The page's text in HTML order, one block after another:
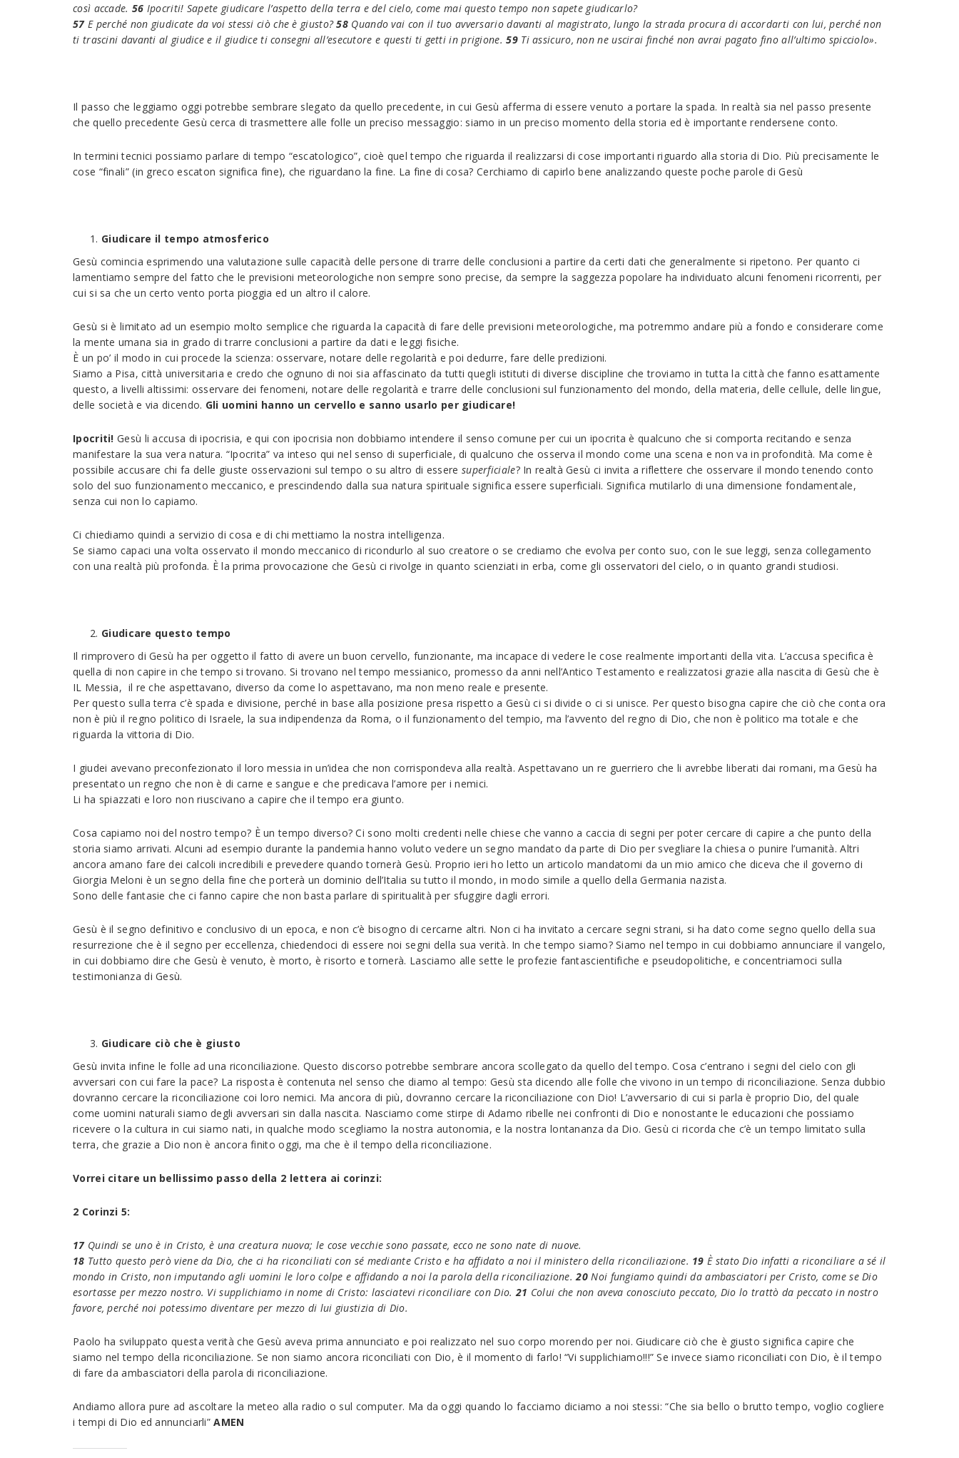
così accade. 56 Ipocriti! Sapete giudicare l’aspetto della terra e del cielo, come mai questo tempo non sapete giudicarlo?
57 E perché non giudicate da voi stessi ciò che è giusto?58 Quando vai con il tuo avversario davanti al magistrato, lungo la strada procura di accordarti con lui, perché non
ti trascini davanti al giudice e il giudice ti consegni all’esecutore e questi ti getti in prigione.59Ti assicuro, non ne uscirai finché non avrai pagato fino all’ultimo spicciolo».
Il passo che leggiamo oggi potrebbe sembrare slegato da quello precedente, in cui Gesù afferma di essere venuto a portare la spada. In realtà sia nel passo presente
che quello precedente Gesù cerca di trasmettere alle folle un preciso messaggio: siamo in un preciso momento della storia ed è importante rendersene conto.
In termini tecnici possiamo parlare di tempo “escatologico”, cioè quel tempo che riguarda il realizzarsi di cose importanti riguardo alla storia di Dio. Più precisamente le
cose “finali” (in greco escaton significa fine), che riguardano la fine. La fine di cosa? Cerchiamo di capirlo bene analizzando queste poche parole di Gesù
Giudicare il tempo atmosferico
Gesù comincia esprimendo una valutazione sulle capacità delle persone di trarre delle conclusioni a partire da certi dati che generalmente si ripetono. Per quanto ci
lamentiamo sempre del fatto che le previsioni meteorologiche non sempre sono precise, da sempre la saggezza popolare ha individuato alcuni fenomeni ricorrenti, per
cui si sa che un certo vento porta pioggia ed un altro il calore.
Gesù si è limitato ad un esempio molto semplice che riguarda la capacità di fare delle previsioni meteorologiche, ma potremmo andare più a fondo e considerare come
la mente umana sia in grado di trarre conclusioni a partire da dati e leggi fisiche.
È un po’ il modo in cui procede la scienza: osservare, notare delle regolarità e poi dedurre, fare delle predizioni.
Siamo a Pisa, città universitaria e credo che ognuno di noi sia affascinato da tutti quegli istituti di diverse discipline che troviamo in tutta la città che fanno esattamente
questo, a livelli altissimi: osservare dei fenomeni, notare delle regolarità e trarre delle conclusioni sul funzionamento del mondo, della materia, delle cellule, delle lingue,
delle società e via dicendo. Gli uomini hanno un cervello e sanno usarlo per giudicare!
Ipocriti! Gesù li accusa di ipocrisia, e qui con ipocrisia non dobbiamo intendere il senso comune per cui un ipocrita è qualcuno che si comporta recitando e senza
manifestare la sua vera natura. “Ipocrita” va inteso qui nel senso di superficiale, di qualcuno che osserva il mondo come una scena e non va in profondità. Ma come è
possibile accusare chi fa delle giuste osservazioni sul tempo o su altro di essere superficiale? In realtà Gesù ci invita a riflettere che osservare il mondo tenendo conto
solo del suo funzionamento meccanico, e prescindendo dalla sua natura spirituale significa essere superficiali. Significa mutilarlo di una dimensione fondamentale,
senza cui non lo capiamo.
Ci chiediamo quindi a servizio di cosa e di chi mettiamo la nostra intelligenza.
Se siamo capaci una volta osservato il mondo meccanico di ricondurlo al suo creatore o se crediamo che evolva per conto suo, con le sue leggi, senza collegamento
con una realtà più profonda. È la prima provocazione che Gesù ci rivolge in quanto scienziati in erba, come gli osservatori del cielo, o in quanto grandi studiosi.
Giudicare questo tempo
Il rimprovero di Gesù ha per oggetto il fatto di avere un buon cervello, funzionante, ma incapace di vedere le cose realmente importanti della vita. L’accusa specifica è
quella di non capire in che tempo si trovano. Si trovano nel tempo messianico, promesso da anni nell’Antico Testamento e realizzatosi grazie alla nascita di Gesù che è
IL Messia, il re che aspettavano, diverso da come lo aspettavano, ma non meno reale e presente.
Per questo sulla terra c’è spada e divisione, perché in base alla posizione presa rispetto a Gesù ci si divide o ci si unisce. Per questo bisogna capire che ciò che conta ora
non è più il regno politico di Israele, la sua indipendenza da Roma, o il funzionamento del tempio, ma l’avvento del regno di Dio, che non è politico ma totale e che
riguarda la vittoria di Dio.
I giudei avevano preconfezionato il loro messia in un’idea che non corrispondeva alla realtà. Aspettavano un re guerriero che li avrebbe liberati dai romani, ma Gesù ha
presentato un regno che non è di carne e sangue e che predicava l’amore per i nemici.
Li ha spiazzati e loro non riuscivano a capire che il tempo era giunto.
Cosa capiamo noi del nostro tempo? È un tempo diverso? Ci sono molti credenti nelle chiese che vanno a caccia di segni per poter cercare di capire a che punto della
storia siamo arrivati. Alcuni ad esempio durante la pandemia hanno voluto vedere un segno mandato da parte di Dio per svegliare la chiesa o punire l’umanità. Altri
ancora amano fare dei calcoli incredibili e prevedere quando tornerà Gesù. Proprio ieri ho letto un articolo mandatomi da un mio amico che diceva che il governo di
Giorgia Meloni è un segno della fine che porterà un dominio dell’Italia su tutto il mondo, in modo simile a quello della Germania nazista.
Sono delle fantasie che ci fanno capire che non basta parlare di spiritualità per sfuggire dagli errori.
Gesù è il segno definitivo e conclusivo di un epoca, e non c’è bisogno di cercarne altri. Non ci ha invitato a cercare segni strani, si ha dato come segno quello della sua
resurrezione che è il segno per eccellenza, chiedendoci di essere noi segni della sua verità. In che tempo siamo? Siamo nel tempo in cui dobbiamo annunciare il vangelo,
in cui dobbiamo dire che Gesù è venuto, è morto, è risorto e tornerà. Lasciamo alle sette le profezie fantascientifiche e pseudopolitiche, e concentriamoci sulla
testimonianza di Gesù.
Giudicare ciò che è giusto
Gesù invita infine le folle ad una riconciliazione. Questo discorso potrebbe sembrare ancora scollegato da quello del tempo. Cosa c’entrano i segni del cielo con gli
avversari con cui fare la pace? La risposta è contenuta nel senso che diamo al tempo: Gesù sta dicendo alle folle che vivono in un tempo di riconciliazione. Senza dubbio
dovranno cercare la riconciliazione coi loro nemici. Ma ancora di più, dovranno cercare la riconciliazione con Dio! L’avversario di cui si parla è proprio Dio, del quale
come uomini naturali siamo degli avversari sin dalla nascita. Nasciamo come stirpe di Adamo ribelle nei confronti di Dio e nonostante le educazioni che possiamo
ricevere o la cultura in cui siamo nati, in qualche modo scegliamo la nostra autonomia, e la nostra lontananza da Dio. Gesù ci ricorda che c’è un tempo limitato sulla
terra, che grazie a Dio non è ancora finito oggi, ma che è il tempo della riconciliazione.
Vorrei citare un bellissimo passo della 2 lettera ai corinzi:
2 Corinzi 5:
17 Quindi se uno è in Cristo, è una creatura nuova; le cose vecchie sono passate, ecco ne sono nate di nuove.
18 Tutto questo però viene da Dio, che ci ha riconciliati con sé mediante Cristo e ha affidato a noi il ministero della riconciliazione. 19 È stato Dio infatti a riconciliare a sé il
mondo in Cristo, non imputando agli uomini le loro colpe e affidando a noi la parola della riconciliazione.20 Noi fungiamo quindi da ambasciatori per Cristo, come se Dio
esortasse per mezzo nostro. Vi supplichiamo in nome di Cristo: lasciatevi riconciliare con Dio.21 Colui che non aveva conosciuto peccato, Dio lo trattò da peccato in nostro
favore, perché noi potessimo diventare per mezzo di lui giustizia di Dio.
Paolo ha sviluppato questa verità che Gesù aveva prima annunciato e poi realizzato nel suo corpo morendo per noi. Giudicare ciò che è giusto significa capire che
siamo nel tempo della riconciliazione. Se non siamo ancora riconciliati con Dio, è il momento di farlo! “Vi supplichiamo!!!” Se invece siamo riconciliati con Dio, è il tempo
di fare da ambasciatori della parola di riconciliazione.
Andiamo allora pure ad ascoltare la meteo alla radio o sul computer. Ma da oggi quando lo facciamo diciamo a noi stessi: “Che sia bello o brutto tempo, voglio cogliere
i tempi di Dio ed annunciarli”AMEN